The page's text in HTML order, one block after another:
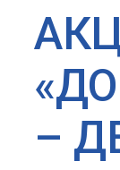
–